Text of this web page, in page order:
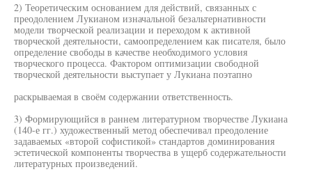
2) Теоретическим основанием для действий, связанных с
преодолением Лукианом изначальной безальтернативности
модели творческой реализации и переходом к активной
творческой деятельности, самоопределением как писателя, было
определение свободы в качестве необходимого условия
творческого процесса. Фактором оптимизации свободной
творческой деятельности выступает у Лукиана поэтапно
раскрываемая в своём содержании ответственность.
3) Формирующийся в раннем литературном творчестве Лукиана
(140-е гг.) художественный метод обеспечивал преодоление
задаваемых «второй софистикой» стандартов доминирования
эстетической компоненты творчества в ущерб содержательности
литературных произведений.